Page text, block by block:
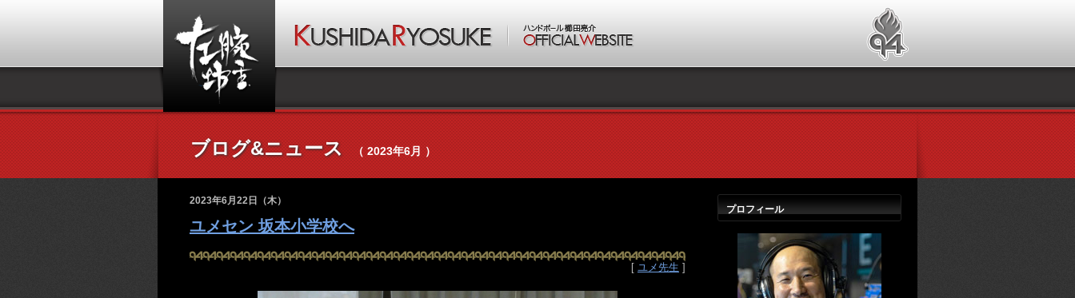
ブログ&ニュース （ 2023年6月 ）
2023年6月22日（木）
ユメセン 坂本小学校へ
[ ユメ先生 ]
プロフィール